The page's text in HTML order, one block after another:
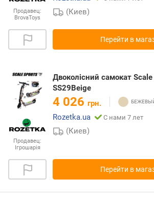
Продавец:
BrovaToys
(Киев)
Перейти в
Продавец:
Ігрошарія
Двоколісний самокат
SS29Beige
4 026 грн.
Rozetka.ua
С нами 7 лет
(Киев)
Перейти в